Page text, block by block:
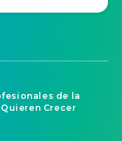
de la
Crecer